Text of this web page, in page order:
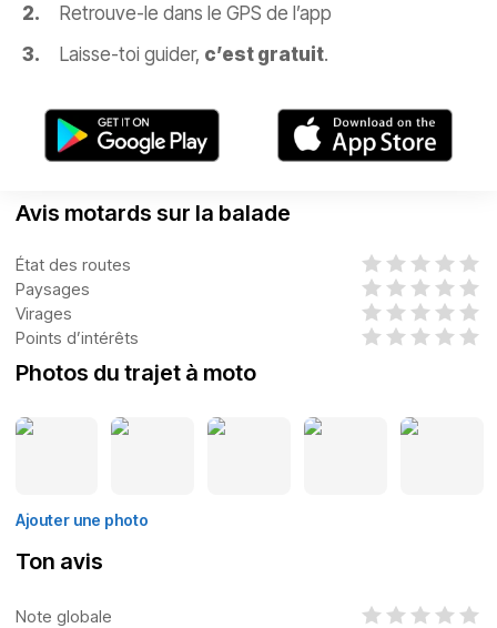
Retrouve-le dans le GPS de l’app
Laisse-toi guider, c’est gratuit.
Avis motards sur la balade
État des routes
Paysages
Virages
Points d’intérêts
Photos du trajet à moto
Ajouter une photo
Ton avis
Note globale